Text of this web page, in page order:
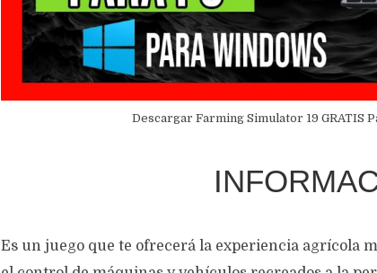
Descargar Farming Simulator 19 GRATIS
Es un juego que te ofrecerá la experiencia agrícola